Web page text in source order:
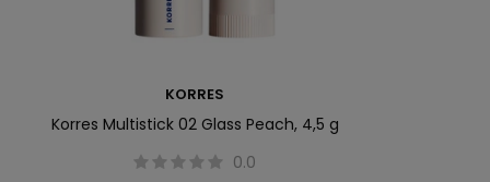
KORRES
Korres Multistick 02 Glass Peach, 4,5 g
0.0